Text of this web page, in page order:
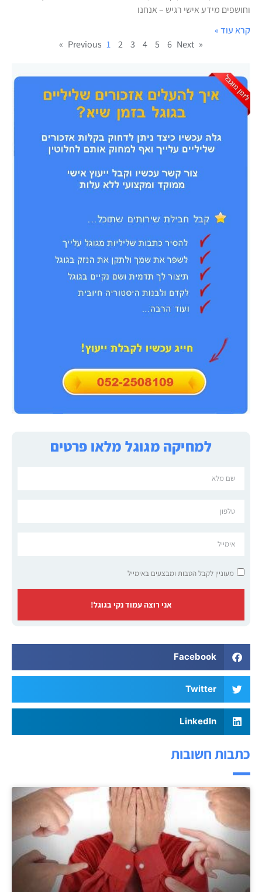
וחושפים מידע אישי רגיש – אנחנו
קרא עוד »
« Previous
1 2 3 4 5 6 Next »
למחיקה מגוגל מלאו פרטים
מעוניין לקבל הטבות ומבצעים באימייל
אני רוצה עמוד נקי בגוגל!
Facebook
Twitter
LinkedIn
כתבות חשובות